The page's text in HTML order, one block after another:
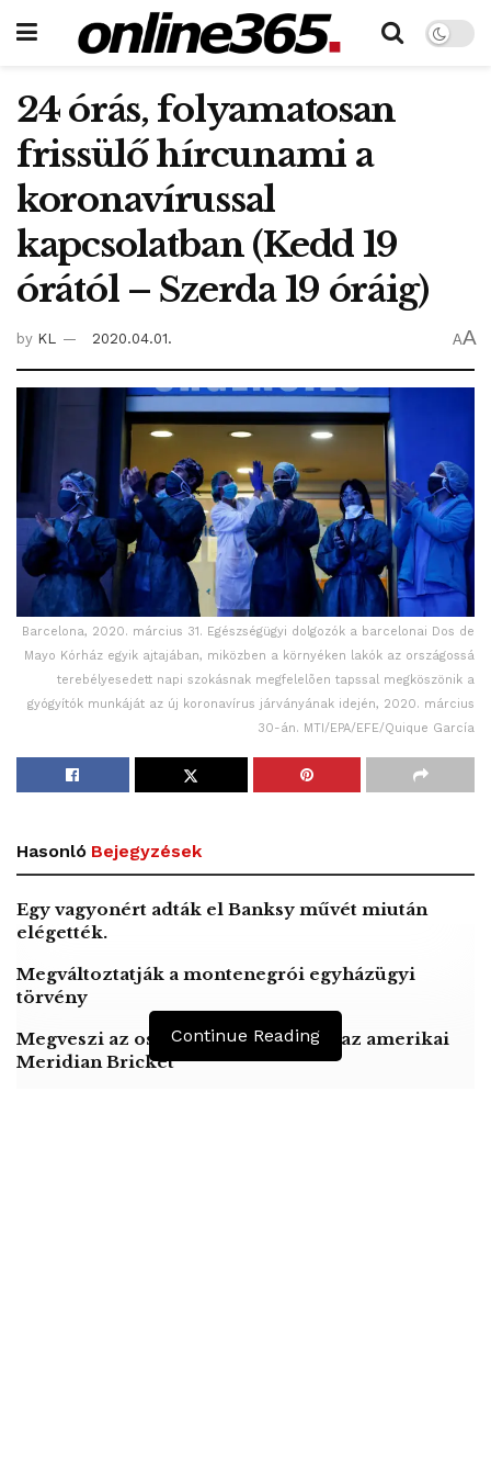
24 órás, folyamatosan
frissülő hírcunami a
koronavírussal
kapcsolatban (Kedd 19
órától – Szerda 19 óráig)
by KL 2020.04.01. AA
Barcelona, 2020. március 31. Egészségügyi dolgozók a barcelonai Dos de
Mayo Kórház egyik ajtajában, miközben a környéken lakók az országossá
terebélyesedett napi szokásnak megfelelõen tapssal megköszönik a
gyógyítók munkáját az új koronavírus járványának idején, 2020. március
30-án. MTI/EPA/EFE/Quique García
Hasonló Bejegyzések
Egy vagyonért adták el Banksy művét miután
elégették.
Megváltoztatják a montenegrói egyházügyi
törvény
Megveszi az osztrák Wienerberger az amerikai
Meridian Bricket
Continue Reading